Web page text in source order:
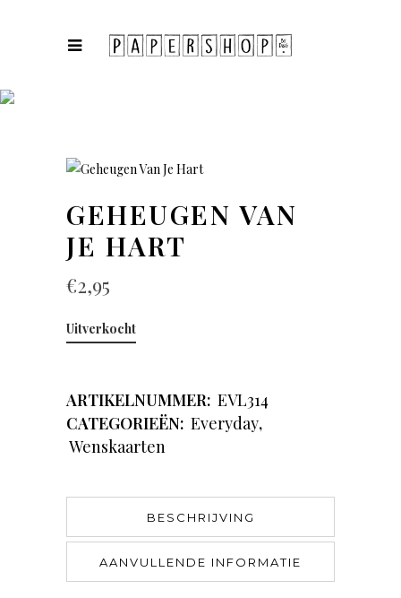
GEHEUGEN VAN
JE HART
€2,95
Uitverkocht
ARTIKELNUMMER: EVL314
CATEGORIEËN: Everyday,
Wenskaarten
BESCHRIJVING
AANVULLENDE INFORMATIE